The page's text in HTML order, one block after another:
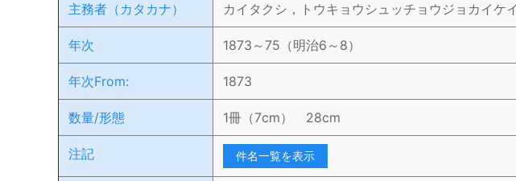
主務者（カタカナ） カイタクシ，トウキョウシュッチョウジョカイケ
年次 1873～75（明治6～8）
年次From: 1873
数量/形態 1冊（7cm） 28cm
注記 件名一覧を表示